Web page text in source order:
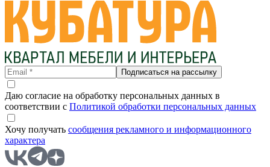
Подписаться на рассылку
Даю согласие на обработку персональных данных в
соответствии с Политикой обработки персональных данных
Хочу получать сообщения рекламного и информационного
характера